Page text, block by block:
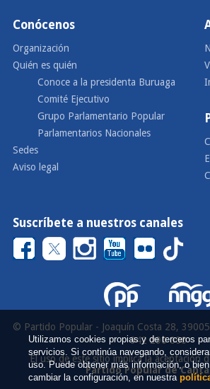
Conócenos
Organización
Quién es quién
Conoce a la presidenta Buruaga
Comité Ejecutivo
Grupo Parlamentario Popular
Parlamentarios Nacionales
Sedes
Aviso legal
Suscríbete a nuestros canales
© Partido Popular - Joaquín Costa 28,
942 290 000
El uso de este sitio implica la aceptación
Partido Popular de
Utilizamos cookies propias y de terceros
servicios. Si continúa navegando,
uso. Puede obtener más información, o
cambiar la configuración, en nuestra